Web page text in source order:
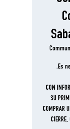
CON
SU
COMPRAR